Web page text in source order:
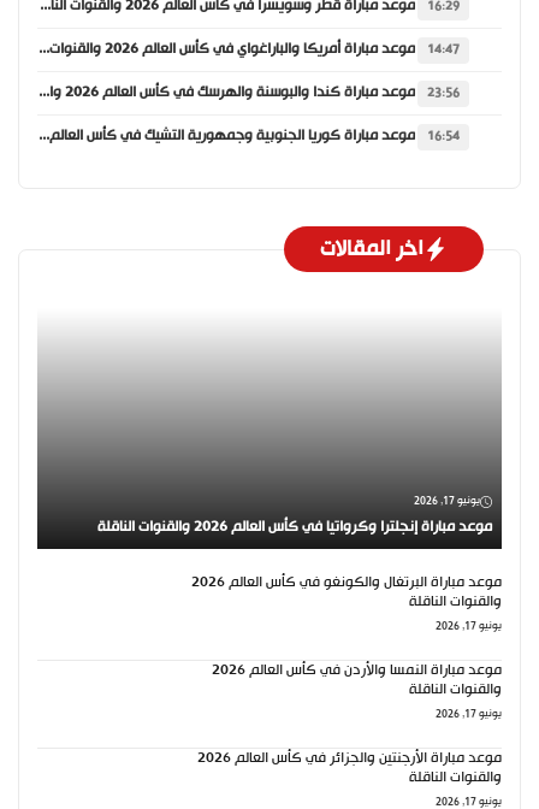
16:29 موعد مباراة قطر وسويسرا في كأس العالم 2026 والقنوات الناقلة
14:47 موعد مباراة أمريكا والباراغواي في كأس العالم 2026 والقنوات الناقلة
23:56 موعد مباراة كندا والبوسنة والهرسك في كأس العالم 2026 والقنوات الناقلة
16:54 موعد مباراة كوريا الجنوبية وجمهورية التشيك في كأس العالم 2026 والقنوات الناقلة
اخر المقالات
يونيو 17, 2026
موعد مباراة إنجلترا وكرواتيا في كأس العالم 2026 والقنوات الناقلة
موعد مباراة البرتغال والكونغو في كأس العالم 2026
والقنوات الناقلة
يونيو 17, 2026
موعد مباراة النمسا والأردن في كأس العالم 2026
والقنوات الناقلة
يونيو 17, 2026
موعد مباراة الأرجنتين والجزائر في كأس العالم 2026
والقنوات الناقلة
يونيو 17, 2026